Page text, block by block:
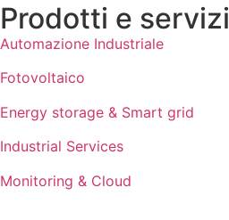
Prodotti e servizi
Automazione Industriale
Fotovoltaico
Energy storage & Smart grid
Industrial Services
Monitoring & Cloud